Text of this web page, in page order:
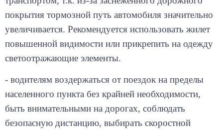
покрытия тормозной путь автомобиля значительно
увеличивается. Рекомендуется использовать жилет
повышенной видимости или прикрепить на одежду
светоотражающие элементы.
населенного пункта без крайней необходимости,
быть внимательными на дорогах, соблюдать
безопасную дистанцию, выбирать скоростной
режим в соответствии с погодными условиями.